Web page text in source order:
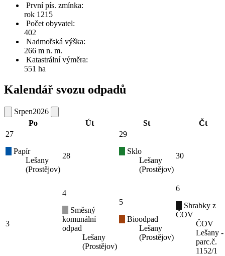
První pís. zmínka:
rok 1215
Počet obyvatel:
402
Nadmořská výška:
266 m n. m.
Katastrální výměra:
551 ha
Kalendář svozu odpadů
Srpen2026
Po
Út St
Čt
27
Papír
Lešany
(Prostějov)
28
29
Sklo
Lešany
(Prostějov)
30
3
4
Směsný
komunální
odpad
Lešany
(Prostějov)
5
Bioodpad
Lešany
(Prostějov)
6
Shrabky z
ČOV
ČOV
Lešany -
parc.č.
1152/1